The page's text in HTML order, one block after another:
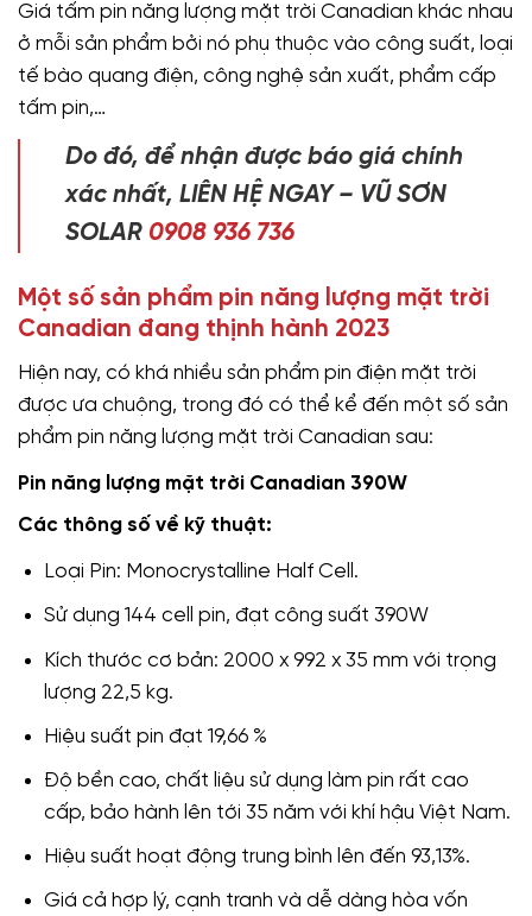
Giá tấm pin năng lượng mặt trời Canadian khác nhau
ở mỗi sản phẩm bởi nó phụ thuộc vào công suất, loại
tế bào quang điện, công nghệ sản xuất, phẩm cấp
tấm pin,…
Do đó, để nhận được báo giá chính
xác nhất, LIÊN HỆ NGAY – VŨ SƠN
SOLAR 0908 936 736
Một số sản phẩm pin năng lượng mặt trời
Canadian đang thịnh hành 2023
Hiện nay, có khá nhiều sản phẩm pin điện mặt trời
được ưa chuộng, trong đó có thể kể đến một số sản
phẩm pin năng lượng mặt trời Canadian sau:
Pin năng lượng mặt trời Canadian 390W
Các thông số về kỹ thuật:
Loại Pin: Monocrystalline Half Cell.
Sử dụng 144 cell pin, đạt công suất 390W
Kích thước cơ bản: 2000 x 992 x 35 mm với trọng
lượng 22,5 kg.
Hiệu suất pin đạt 19,66 %
Độ bền cao, chất liệu sử dụng làm pin rất cao
cấp, bảo hành lên tới 35 năm với khí hậu Việt Nam.
Hiệu suất hoạt động trung bình lên đến 93,13%.
Giá cả hợp lý, cạnh tranh và dễ dàng hòa vốn